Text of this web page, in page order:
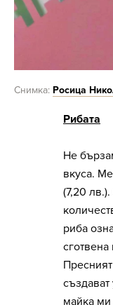
Снимка: Росица
Рибата
Не
вкуса.
(7,20
риба
сготвена
майка ми